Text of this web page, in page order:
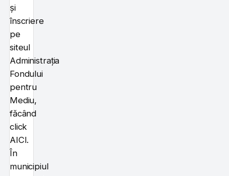
și
înscriere
pe
siteul
Administrația
Fondului
pentru
Mediu,
făcând
click
AICI.
În
municipiul